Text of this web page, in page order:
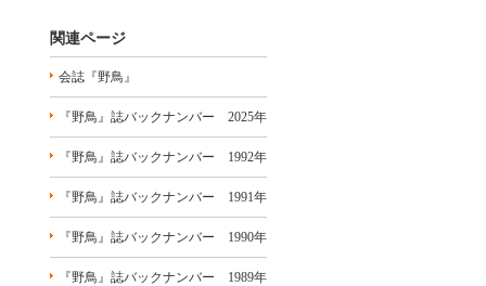
関連ページ
会誌『野鳥』
『野鳥』誌バックナンバー 2025年
『野鳥』誌バックナンバー 1992年
『野鳥』誌バックナンバー 1991年
『野鳥』誌バックナンバー 1990年
『野鳥』誌バックナンバー 1989年